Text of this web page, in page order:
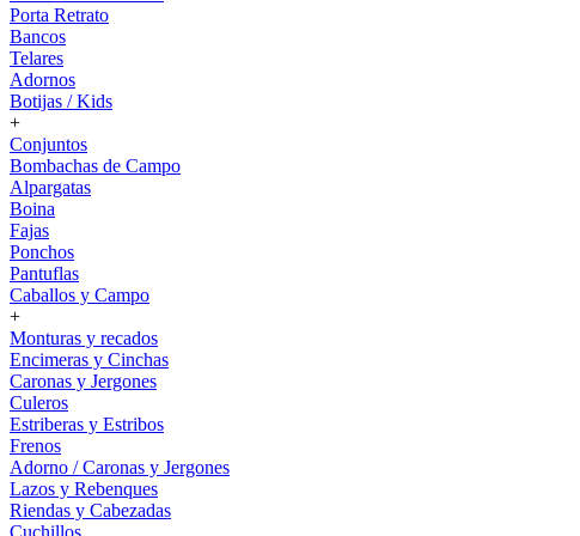
Porta Retrato
Bancos
Telares
Adornos
Botijas / Kids
+
Conjuntos
Bombachas de Campo
Alpargatas
Boina
Fajas
Ponchos
Pantuflas
Caballos y Campo
+
Monturas y recados
Encimeras y Cinchas
Caronas y Jergones
Culeros
Estriberas y Estribos
Frenos
Adorno / Caronas y Jergones
Lazos y Rebenques
Riendas y Cabezadas
Cuchillos